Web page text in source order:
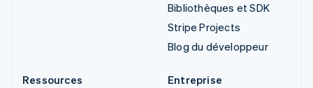
Bibliothèques et SDK
Stripe Projects
Blog du développeur
Ressources
Entreprise